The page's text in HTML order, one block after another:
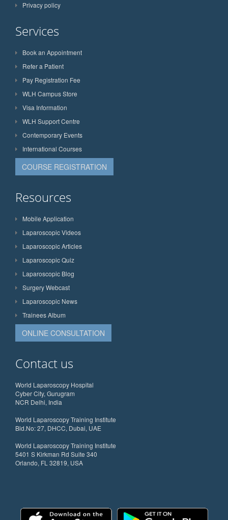
Privacy policy
Services
Book an Appointment
Refer a Patient
Pay Registration Fee
WLH Campus Store
Visa Information
WLH Support Centre
Contemporary Events
International Courses
COURSE REGISTRATION
Resources
Mobile Application
Laparoscopic Videos
Laparoscopic Articles
Laparoscopic Quiz
Laparoscopic Blog
Surgery Webcast
Laparoscopic News
Trainees Album
ONLINE CONSULTATION
Contact us
World Laparoscopy Hospital
Cyber City, Gurugram
NCR Delhi, India
World Laparoscopy Training Institute
Bld.No: 27, DHCC, Dubai, UAE
World Laparoscopy Training Institute
5401 S Kirkman Rd Suite 340
Orlando, FL 32819, USA